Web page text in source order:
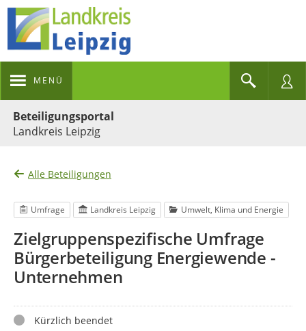
MENÜ
Beteiligungsportal
Landkreis Leipzig
Alle Beteiligungen
Umfrage Landkreis Leipzig Umwelt, Klima und Energie
Zielgruppenspezifische Umfrage
Bürgerbeteiligung Energiewende -
Unternehmen
StatusKürzlich beendet